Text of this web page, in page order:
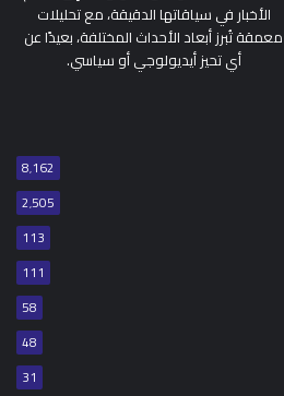
الأخبار في سياقاتها الدقيقة، مع تحليلات
معمقة تُبرز أبعاد الأحداث المختلفة، بعيدًا عن
أي تحيز أيديولوجي أو سياسي.
8٬162
2٬505
113
111
58
48
31